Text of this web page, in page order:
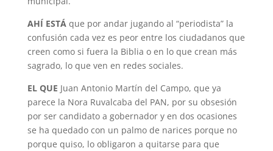
AHÍ ESTÁ que por andar jugando al “periodista” la
confusión cada vez es peor entre los ciudadanos que
creen como si fuera la Biblia o en lo que crean más
sagrado, lo que ven en redes sociales.
EL QUE Juan Antonio Martín del Campo, que ya
parece la Nora Ruvalcaba del PAN, por su obsesión
por ser candidato a gobernador y en dos ocasiones
se ha quedado con un palmo de narices porque no
porque quiso, lo obligaron a quitarse para que